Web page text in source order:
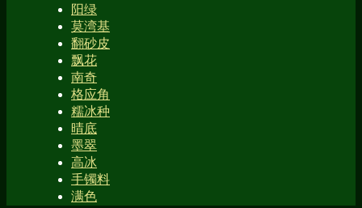
阳绿
莫湾基
翻砂皮
飘花
南奇
格应角
糯冰种
晴底
墨翠
高冰
手镯料
满色